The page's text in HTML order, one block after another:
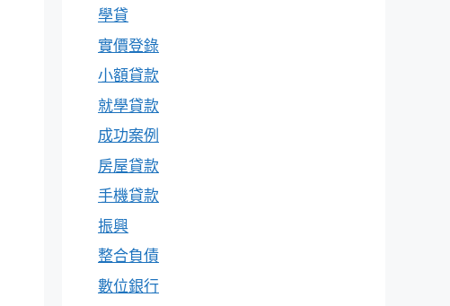
學貸
實價登錄
小額貸款
就學貸款
成功案例
房屋貸款
手機貸款
振興
整合負債
數位銀行